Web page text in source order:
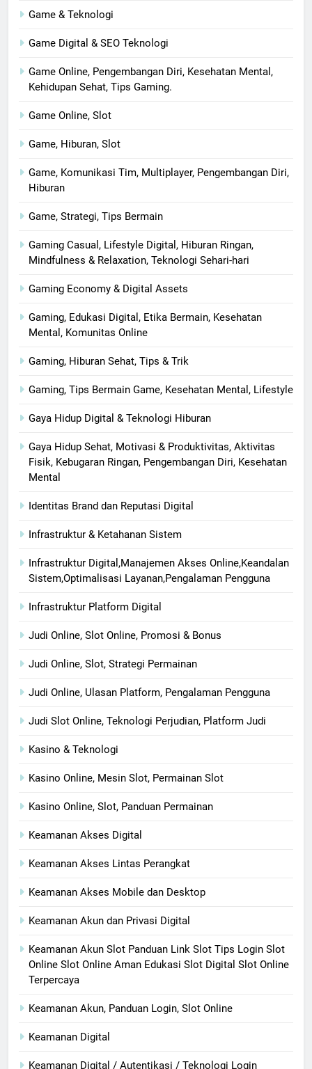
Game & Teknologi
Game Digital & SEO Teknologi
Game Online, Pengembangan Diri, Kesehatan Mental,
Kehidupan Sehat, Tips Gaming.
Game Online, Slot
Game, Hiburan, Slot
Game, Komunikasi Tim, Multiplayer, Pengembangan Diri,
Hiburan
Game, Strategi, Tips Bermain
Gaming Casual, Lifestyle Digital, Hiburan Ringan,
Mindfulness & Relaxation, Teknologi Sehari-hari
Gaming Economy & Digital Assets
Gaming, Edukasi Digital, Etika Bermain, Kesehatan
Mental, Komunitas Online
Gaming, Hiburan Sehat, Tips & Trik
Gaming, Tips Bermain Game, Kesehatan Mental, Lifestyle
Gaya Hidup Digital & Teknologi Hiburan
Gaya Hidup Sehat, Motivasi & Produktivitas, Aktivitas
Fisik, Kebugaran Ringan, Pengembangan Diri, Kesehatan
Mental
Identitas Brand dan Reputasi Digital
Infrastruktur & Ketahanan Sistem
Infrastruktur Digital,Manajemen Akses Online,Keandalan
Sistem,Optimalisasi Layanan,Pengalaman Pengguna
Infrastruktur Platform Digital
Judi Online, Slot Online, Promosi & Bonus
Judi Online, Slot, Strategi Permainan
Judi Online, Ulasan Platform, Pengalaman Pengguna
Judi Slot Online, Teknologi Perjudian, Platform Judi
Kasino & Teknologi
Kasino Online, Mesin Slot, Permainan Slot
Kasino Online, Slot, Panduan Permainan
Keamanan Akses Digital
Keamanan Akses Lintas Perangkat
Keamanan Akses Mobile dan Desktop
Keamanan Akun dan Privasi Digital
Keamanan Akun Slot Panduan Link Slot Tips Login Slot
Online Slot Online Aman Edukasi Slot Digital Slot Online
Terpercaya
Keamanan Akun, Panduan Login, Slot Online
Keamanan Digital
Keamanan Digital / Autentikasi / Teknologi Login